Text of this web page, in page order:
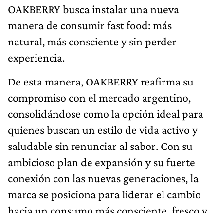
OAKBERRY busca instalar una nueva
manera de consumir fast food: más
natural, más consciente y sin perder
experiencia.
De esta manera, OAKBERRY reafirma su
compromiso con el mercado argentino,
consolidándose como la opción ideal para
quienes buscan un estilo de vida activo y
saludable sin renunciar al sabor. Con su
ambicioso plan de expansión y su fuerte
conexión con las nuevas generaciones, la
marca se posiciona para liderar el cambio
hacia un consumo más consciente, fresco y